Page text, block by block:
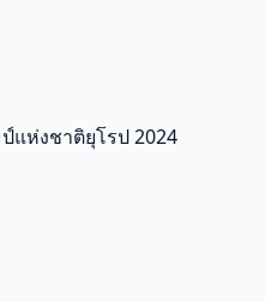
แห่งชาติยุโรป 2024